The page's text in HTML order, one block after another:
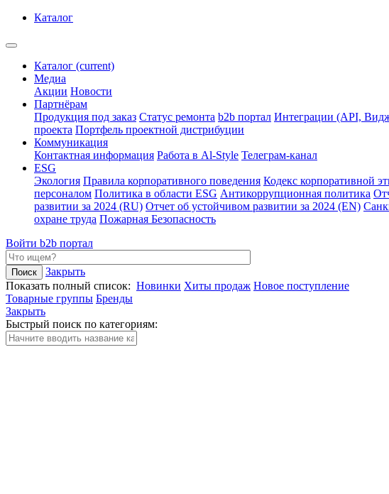
Каталог
Каталог (current)
Медиа
Акции Новости
Партнёрам
Продукция под заказ Статус ремонта b2b портал Интеграции (API,
проекта Портфель проектной дистрибуции
Коммуникация
Контактная информация Работа в Al-Style Телеграм-канал
ESG
Экология Правила корпоративного поведения Кодекс корпоративной
персоналом Политика в области ESG Антикоррупционная политика
развитии за 2024 (RU) Отчет об устойчивом развитии за 2024 (EN)
охране труда Пожарная Безопасность
Войти b2b портал
Закрыть
Показать полный список: Новинки Хиты продаж Новое поступление
Товарные группы Бренды
Закрыть
Быстрый поиск по категориям: